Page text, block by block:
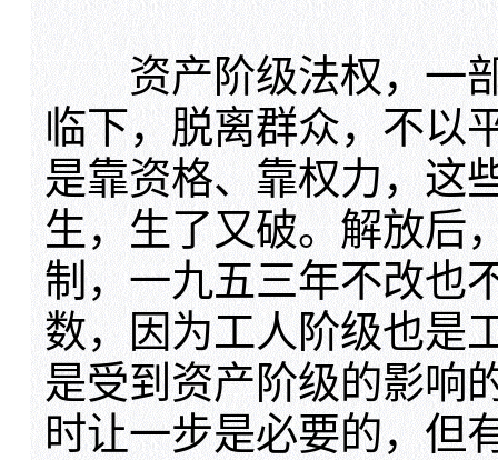
资产阶级法权，一部
临下，脱离群众，不以
是靠资格、靠权力，这
生，生了又破。解放后
制，一九五三年不改也
数，因为工人阶级也是
是受到资产阶级的影响
时让一步是必要的，但